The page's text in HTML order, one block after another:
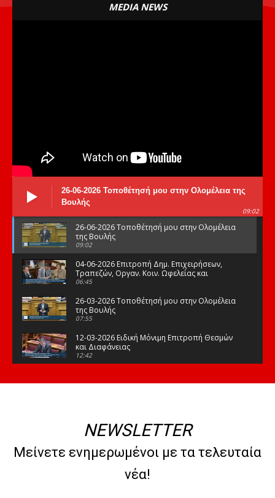
MEDIA NEWS
26-06-2026 Τοποθέτησή μου στην Ολομέλεια της
Βουλής
09:02
26-06-2026 Τοποθέτησή μου στην Ολομέλεια
της Βουλής
09:02
04-06-2026 Επιτροπή Δημ. Επιχειρήσεων,
Τραπεζών, Οργαν. Κοιν. Ωφελείας και
Φορέων Κοινων. Ασφάλισης
06:45
26-03-2026 Τοποθέτησή μου στην Ολομέλεια
της Βουλής
07:55
12-03-2026 Ειδική Μόνιμη Επιτροπή Θεσμών
και Διαφάνειας
12:42
της Βουλής
08:47
10-02-2026 Διαρκής Επιτροπή Μορφωτικών
Υποθέσεων
NEWSLETTER
Μείνετε ενημερωμένοι με τα τελευταία
νέα!